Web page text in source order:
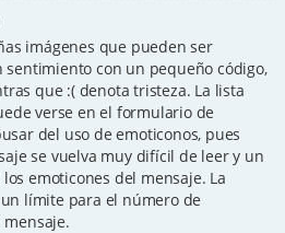
imágenes que pueden ser
con un pequeño código,
que :( denota tristeza. La lista
verse en el formulario de
del uso de emoticonos, pues
se vuelva muy difícil de leer y un
emoticones del mensaje. La
límite para el número de